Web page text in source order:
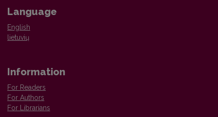
Language
English
lietuvių
Information
For Readers
For Authors
For Librarians